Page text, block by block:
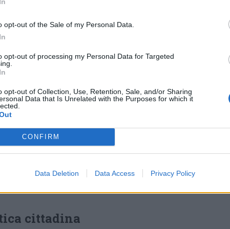
opt-out of the Sale of my Personal Data.
opt-out of processing my Personal Data for Targeted
opt-out of Collection, Use, Retention, Sale, and/or Sharing
Data that Is Unrelated with the Purposes for which it
CONFIRM
Data Deletion Data Access Privacy Policy
cittadino degli ultimi mesi:
possiamo constatare che la
del Seminario ha portato valore a
oggi l’area consente «all’attuale
eventi, umanizzare un luogo prima
e non fruito appieno dalla città» .
nel solco dell’esperienza
il gruppo, che rappresenta gran parte
ivendica l’impostazione e l’avvio
cittadina